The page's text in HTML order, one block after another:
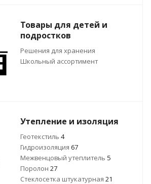
Товары для детей и
подростков
Решения для хранения
Школьный ассортимент
Утепление и изоляция
Геотекстиль 4
Гидроизоляция 67
Межвенцовый утеплитель 5
Поролон 27
Стеклосетка штукатурная 21